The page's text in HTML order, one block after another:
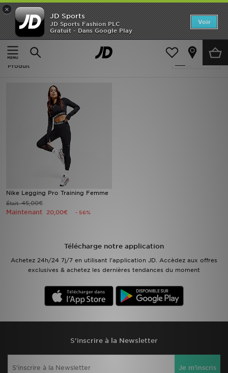
×
JD Sports
JD Sports Fashion PLC
Gratuit - Dans Google Play
Voir
Accueil
Back To School
Back To School
Produit
Nike Legging Pro Training Femme
Était45,00€
Maintenant 20,00€ - 56%
Télécharge notre application
Achetez 24h/24 7j/7 en utilisant l'application JD. Accèdez aux offres
exclusives & achetez les dernières tendances du moment
S'inscrire à la Newsletter
Je m'inscris
Accueil
Nouveautés
Homme
Collections
Sports
Service client
Nos Magasins
Télécharge l'Appli